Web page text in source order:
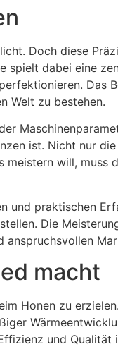
Doch diese
spielt dabei eine
Das
Welt zu bestehen.
ist. Nicht nur
will, muss
und praktischen
Die
anspruchsvollen
macht
Honen zu
und Qualität